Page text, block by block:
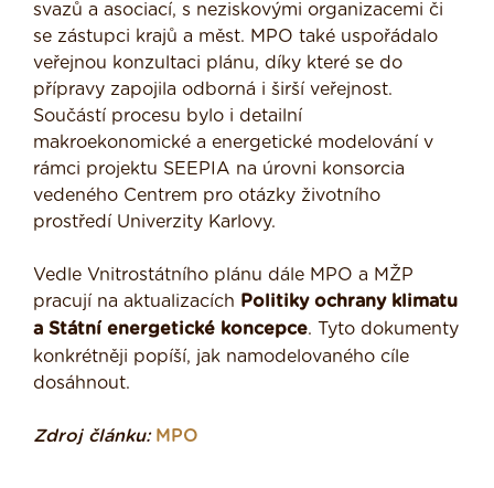
svazů a asociací, s neziskovými organizacemi či
se zástupci krajů a měst. MPO také uspořádalo
veřejnou konzultaci plánu, díky které se do
přípravy zapojila odborná i širší veřejnost.
Součástí procesu bylo i detailní
makroekonomické a energetické modelování v
rámci projektu SEEPIA na úrovni konsorcia
vedeného Centrem pro otázky životního
prostředí Univerzity Karlovy.
Vedle Vnitrostátního plánu dále MPO a MŽP
pracují na aktualizacích Politiky ochrany klimatu
a Státní energetické koncepce. Tyto dokumenty
konkrétněji popíší, jak namodelovaného cíle
dosáhnout.
Zdroj článku: MPO